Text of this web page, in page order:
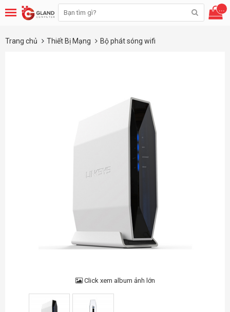
...
Trang chủ Thiết Bị Mạng Bộ phát sóng wifi
Click xem album ảnh lớn